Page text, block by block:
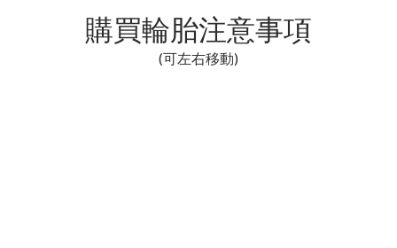
購買輪胎注意事項
(可左右移動)